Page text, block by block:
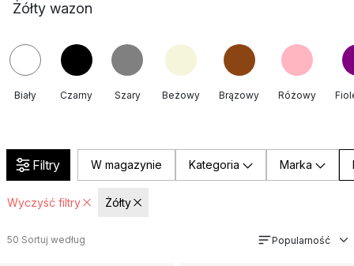
Żółty wazon
Biały Czarny Szary Beżowy Brązowy Różowy
Filtry W magazynie Kategoria Marka
Wyczyść filtry Żółty
50 Sortuj według Popularność